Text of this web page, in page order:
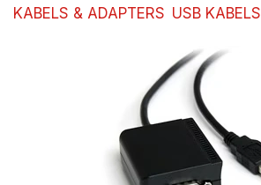
KABELS & ADAPTERS USB KABELS